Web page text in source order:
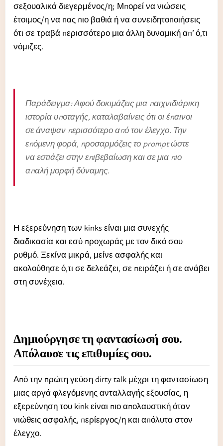
σεξουαλικά διεγερμένος/η; Μπορεί να νιώσεις
έτοιμος/η να πας πιο βαθιά ή να συνειδητοποιήσεις
ότι σε τραβά περισσότερο μια άλλη δυναμική απ’ ό,τι
νόμιζες.
Παράδειγμα: Αφού δοκιμάζεις μια παιχνιδιάρικη
ιστορία υποταγής, καταλαβαίνεις ότι οι έπαινοι
σε άναψαν περισσότερο από τον έλεγχο. Την
επόμενη φορά, προσαρμόζεις το prompt ώστε
να εστιάζει στην επιβεβαίωση και σε μια πιο
απαλή μορφή δύναμης.
Η εξερεύνηση των kinks είναι μια συνεχής
διαδικασία και εσύ προχωράς με τον δικό σου
ρυθμό. Ξεκίνα μικρά, μείνε ασφαλής και
ακολούθησε ό,τι σε δελεάζει, σε πειράζει ή σε ανάβει
στη συνέχεια.
Δημιούργησε τη φαντασίωσή σου.
Απόλαυσε τις επιθυμίες σου.
Από την πρώτη γεύση dirty talk μέχρι τη φαντασίωση
μιας αργά φλεγόμενης ανταλλαγής εξουσίας, η
εξερεύνηση του kink είναι πιο απολαυστική όταν
νιώθεις ασφαλής, περίεργος/η και απόλυτα στον
έλεγχο.